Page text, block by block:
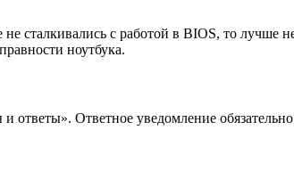
сталкивались с работой в BIOS, то лучше
ноутбука.
ответы». Ответное уведомление